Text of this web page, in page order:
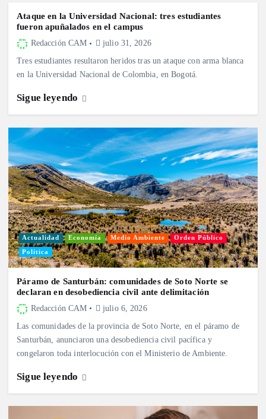
Ataque en la Universidad Nacional: tres estudiantes
fueron apuñalados en el campus
Redacción CAM julio 31, 2026
Tres estudiantes resultaron heridos tras un ataque con arma blanca
en la Universidad Nacional de Colombia, en Bogotá.
Sigue leyendo
Actualidad Economía Medio Ambiente Orden Público
Política
Páramo de Santurbán: comunidades de Soto Norte se
declaran en desobediencia civil ante delimitación
Redacción CAM julio 6, 2026
Las comunidades de la provincia de Soto Norte, en el páramo de
Santurbán, anunciaron una desobediencia civil pacífica y
congelaron toda interlocución con el Ministerio de Ambiente.
Sigue leyendo